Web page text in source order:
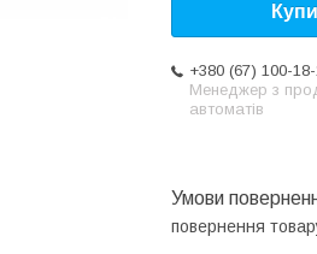
+380 (67) 100-
Менеджер з
автоматів
повернення